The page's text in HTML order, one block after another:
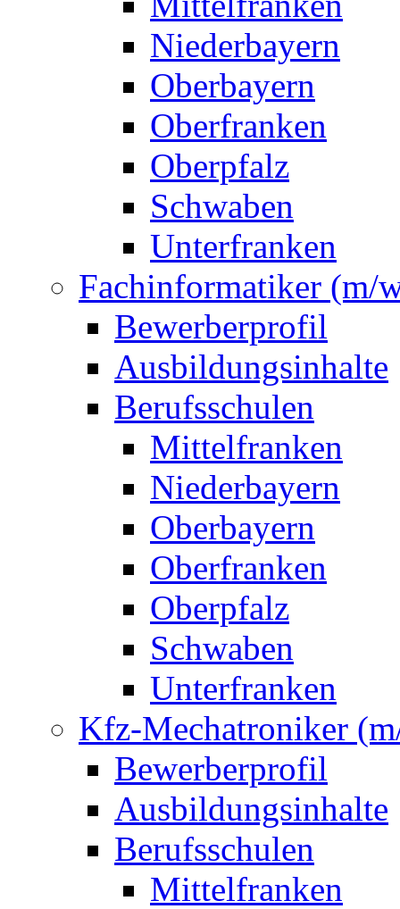
Niederbayern
Oberbayern
Oberfranken
Oberpfalz
Schwaben
Unterfranken
Fachinformatiker (m/
Bewerberprofil
Ausbildungsinhalte
Berufsschulen
Mittelfranken
Niederbayern
Oberbayern
Oberfranken
Oberpfalz
Schwaben
Unterfranken
Kfz-Mechatroniker
Bewerberprofil
Ausbildungsinhalte
Berufsschulen
Mittelfranken